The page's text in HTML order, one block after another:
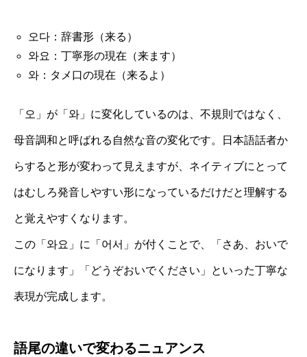
오다：辞書形（来る）
와요：丁寧形の現在（来ます）
와：タメ口の現在（来るよ）
「오」が「와」に変化しているのは、不規則ではなく、
母音調和と呼ばれる自然な音の変化です。日本語話者か
らすると形が変わって見えますが、ネイティブにとって
はむしろ発音しやすい形になっているだけだと理解する
と覚えやすくなります。
この「와요」に「어서」が付くことで、「さあ、おいで
になります」「どうぞおいでください」といった丁寧な
表現が完成します。
語尾の違いで変わるニュアンス